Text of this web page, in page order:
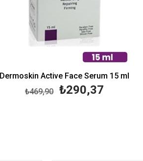
Dermoskin Active Face Serum 15 ml
₺290,37
₺469,90